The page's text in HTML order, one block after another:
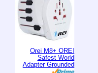
Orei M8+ OREI
Safest World
Adapter Grounded